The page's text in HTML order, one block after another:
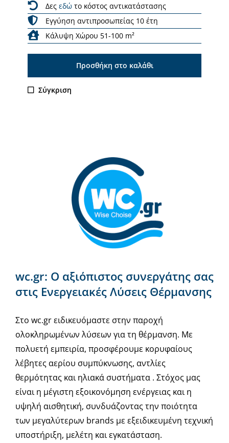
Δες εδώ το κόστος αντικατάστασης
Εγγύηση αντιπροσωπείας 10 έτη
Κάλυψη Χώρου 51-100 m²
Προσθήκη στο καλάθι
Σύγκριση
wc.gr: Ο αξιόπιστος συνεργάτης σας
στις Ενεργειακές Λύσεις Θέρμανσης
Στο wc.gr ειδικευόμαστε στην παροχή
ολοκληρωμένων λύσεων για τη θέρμανση. Με
πολυετή εμπειρία, προσφέρουμε κορυφαίους
λέβητες αερίου συμπύκνωσης, αντλίες
θερμότητας και ηλιακά συστήματα . Στόχος μας
είναι η μέγιστη εξοικονόμηση ενέργειας και η
υψηλή αισθητική, συνδυάζοντας την ποιότητα
των μεγαλύτερων brands με εξειδικευμένη τεχνική
υποστήριξη, μελέτη και εγκατάσταση.